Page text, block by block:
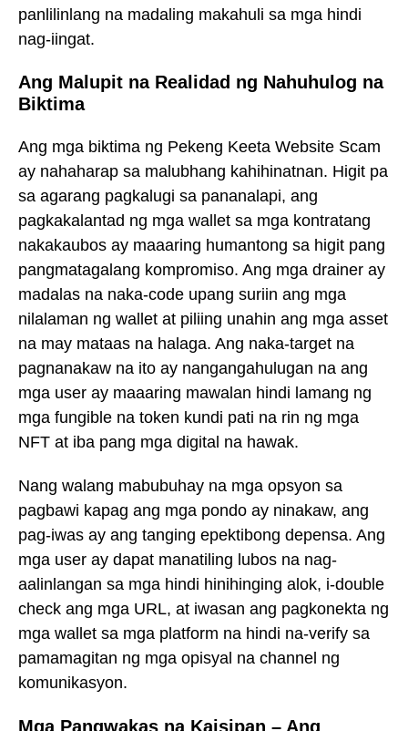
panlilinlang na madaling makahuli sa mga hindi
nag-iingat.
Ang Malupit na Realidad ng Nahuhulog na
Biktima
Ang mga biktima ng Pekeng Keeta Website Scam
ay nahaharap sa malubhang kahihinatnan. Higit pa
sa agarang pagkalugi sa pananalapi, ang
pagkakalantad ng mga wallet sa mga kontratang
nakakaubos ay maaaring humantong sa higit pang
pangmatagalang kompromiso. Ang mga drainer ay
madalas na naka-code upang suriin ang mga
nilalaman ng wallet at piliing unahin ang mga asset
na may mataas na halaga. Ang naka-target na
pagnanakaw na ito ay nangangahulugan na ang
mga user ay maaaring mawalan hindi lamang ng
mga fungible na token kundi pati na rin ng mga
NFT at iba pang mga digital na hawak.
Nang walang mabubuhay na mga opsyon sa
pagbawi kapag ang mga pondo ay ninakaw, ang
pag-iwas ay ang tanging epektibong depensa. Ang
mga user ay dapat manatiling lubos na nag-
aalinlangan sa mga hindi hinihinging alok, i-double
check ang mga URL, at iwasan ang pagkonekta ng
mga wallet sa mga platform na hindi na-verify sa
pamamagitan ng mga opisyal na channel ng
komunikasyon.
Mga Pangwakas na Kaisipan – Ang